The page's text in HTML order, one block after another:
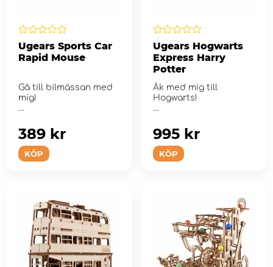
Ugears Sports Car
Rapid Mouse
Gå till bilmässan med
mig!
KÖP
389 kr
Ugears Hogwarts
Express Harry
Potter
Åk med mig till
Hogwarts!
KÖP
995 kr